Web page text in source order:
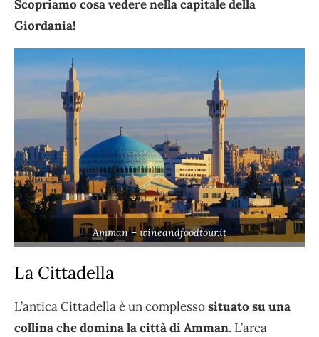
Scopriamo cosa vedere nella capitale della
Giordania!
Amman – wineandfoodtour.it
La Cittadella
L’antica Cittadella è un complessosituato su una
collina che domina la città di Amman. L’area